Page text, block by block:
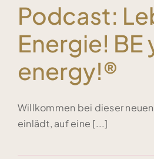
Free Inspiration
Kontakt
Podcast:
Energie! BE
energy!®
Willkommen bei dieser
einlädt, auf eine [...]